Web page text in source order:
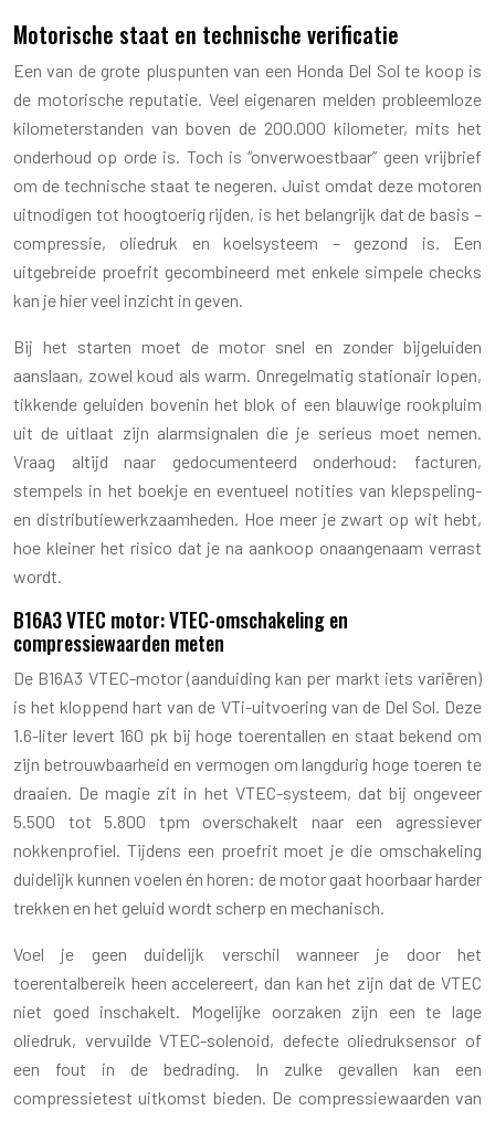
Motorische staat en technische verificatie
Een van de grote pluspunten van een Honda Del Sol te koop is
de motorische reputatie. Veel eigenaren melden probleemloze
kilometerstanden van boven de 200.000 kilometer, mits het
onderhoud op orde is. Toch is “onverwoestbaar” geen vrijbrief
om de technische staat te negeren. Juist omdat deze motoren
uitnodigen tot hoogtoerig rijden, is het belangrijk dat de basis –
compressie, oliedruk en koelsysteem – gezond is. Een
uitgebreide proefrit gecombineerd met enkele simpele checks
kan je hier veel inzicht in geven.
Bij het starten moet de motor snel en zonder bijgeluiden
aanslaan, zowel koud als warm. Onregelmatig stationair lopen,
tikkende geluiden bovenin het blok of een blauwige rookpluim
uit de uitlaat zijn alarmsignalen die je serieus moet nemen.
Vraag altijd naar gedocumenteerd onderhoud: facturen,
stempels in het boekje en eventueel notities van klepspeling-
en distributiewerkzaamheden. Hoe meer je zwart op wit hebt,
hoe kleiner het risico dat je na aankoop onaangenaam verrast
wordt.
B16A3 VTEC motor: VTEC-omschakeling en
compressiewaarden meten
De B16A3 VTEC-motor (aanduiding kan per markt iets variëren)
is het kloppend hart van de VTi-uitvoering van de Del Sol. Deze
1.6-liter levert 160 pk bij hoge toerentallen en staat bekend om
zijn betrouwbaarheid en vermogen om langdurig hoge toeren te
draaien. De magie zit in het VTEC-systeem, dat bij ongeveer
5.500 tot 5.800 tpm overschakelt naar een agressiever
nokkenprofiel. Tijdens een proefrit moet je die omschakeling
duidelijk kunnen voelen én horen: de motor gaat hoorbaar harder
trekken en het geluid wordt scherp en mechanisch.
Voel je geen duidelijk verschil wanneer je door het
toerentalbereik heen accelereert, dan kan het zijn dat de VTEC
niet goed inschakelt. Mogelijke oorzaken zijn een te lage
oliedruk, vervuilde VTEC-solenoid, defecte oliedruksensor of
een fout in de bedrading. In zulke gevallen kan een
compressietest uitkomst bieden. De compressiewaarden van